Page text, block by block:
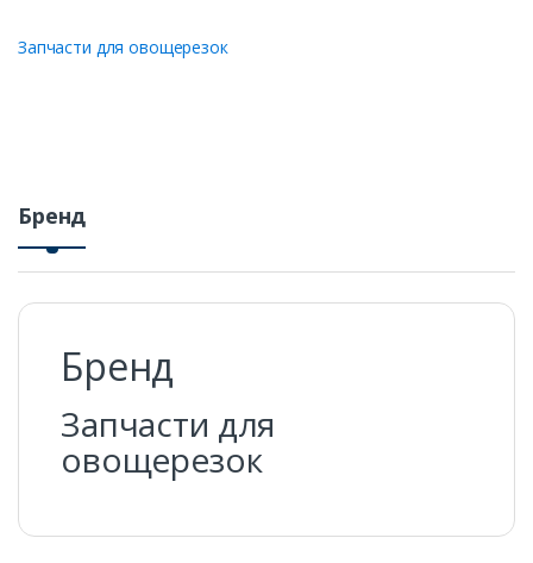
Запчасти для овощерезок
Бренд
Бренд
Запчасти для
овощерезок